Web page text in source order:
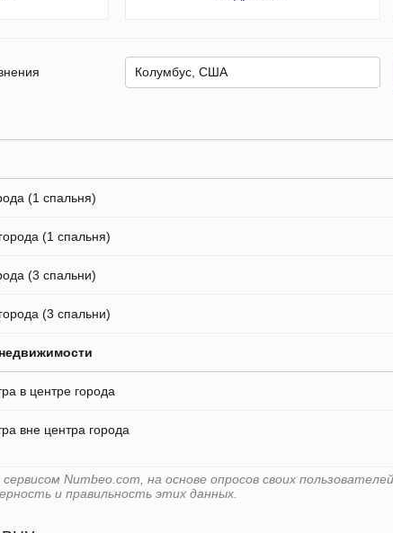
(1 спальня)
(1 спальня)
(3 спальни)
(3 спальни)
в центре города
вне центра города
Numbeo.com, на основе опросов своих
и правильность этих данных.